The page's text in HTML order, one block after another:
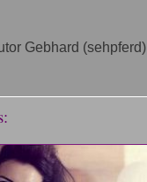
Gebhard (sehpferd)